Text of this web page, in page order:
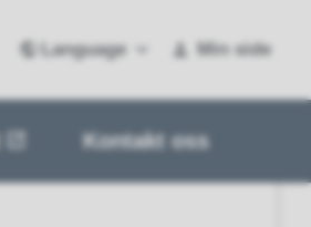
Language Min side
Kontakt oss